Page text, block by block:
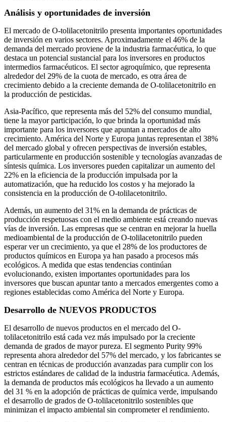
Análisis y oportunidades de inversión
El mercado de O-tolilacetonitrilo presenta importantes oportunidades
de inversión en varios sectores. Aproximadamente el 46% de la
demanda del mercado proviene de la industria farmacéutica, lo que
destaca un potencial sustancial para los inversores en productos
intermedios farmacéuticos. El sector agroquímico, que representa
alrededor del 29% de la cuota de mercado, es otra área de
crecimiento debido a la creciente demanda de O-tolilacetonitrilo en
la producción de pesticidas.
Asia-Pacífico, que representa más del 52% del consumo mundial,
tiene la mayor participación, lo que brinda la oportunidad más
importante para los inversores que apuntan a mercados de alto
crecimiento. América del Norte y Europa juntas representan el 38%
del mercado global y ofrecen perspectivas de inversión estables,
particularmente en producción sostenible y tecnologías avanzadas de
síntesis química. Los inversores pueden capitalizar un aumento del
22% en la eficiencia de la producción impulsada por la
automatización, que ha reducido los costos y ha mejorado la
consistencia en la producción de O-tolilacetonitrilo.
Además, un aumento del 31% en la demanda de prácticas de
producción respetuosas con el medio ambiente está creando nuevas
vías de inversión. Las empresas que se centran en mejorar la huella
medioambiental de la producción de O-tolilacetonitrilo pueden
esperar ver un crecimiento, ya que el 28% de los productores de
productos químicos en Europa ya han pasado a procesos más
ecológicos. A medida que estas tendencias continúan
evolucionando, existen importantes oportunidades para los
inversores que buscan apuntar tanto a mercados emergentes como a
regiones establecidas como América del Norte y Europa.
Desarrollo de NUEVOS PRODUCTOS
El desarrollo de nuevos productos en el mercado del O-
tolilacetonitrilo está cada vez más impulsado por la creciente
demanda de grados de mayor pureza. El segmento Purity 99%
representa ahora alrededor del 57% del mercado, y los fabricantes se
centran en técnicas de producción avanzadas para cumplir con los
estrictos estándares de calidad de la industria farmacéutica. Además,
la demanda de productos más ecológicos ha llevado a un aumento
del 31 % en la adopción de prácticas de química verde, impulsando
el desarrollo de grados de O-tolilacetonitrilo sostenibles que
minimizan el impacto ambiental sin comprometer el rendimiento.